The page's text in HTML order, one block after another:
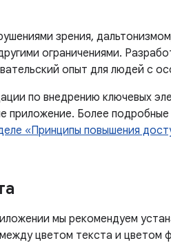
зрения,
ограничениями.
опыт для людей с
по внедрению ключевых
приложение. Более
«Принципы повышения
мы рекомендуем
цветом текста и цветом